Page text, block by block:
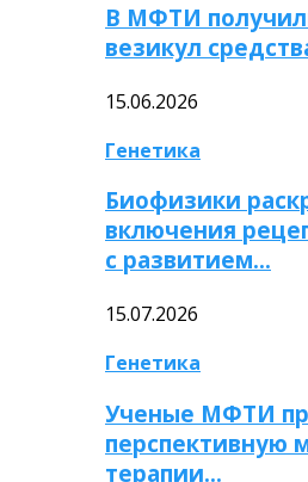
В МФТИ
везикул
15.06.2026
Генетика
Биофизики
включения
с развитием…
15.07.2026
Генетика
Ученые МФТИ
перспективную
терапии…